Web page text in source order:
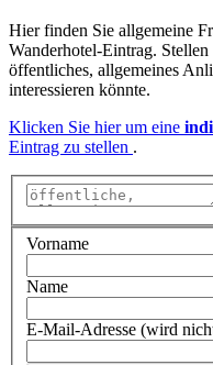
Hier finden Sie allgemeine
Wanderhotel-Eintrag.
öffentliches, allgemeines
interessieren könnte.
Klicken Sie hier um eine
Eintrag zu stellen .
Vorname
Name
E-Mail-Adresse (wird